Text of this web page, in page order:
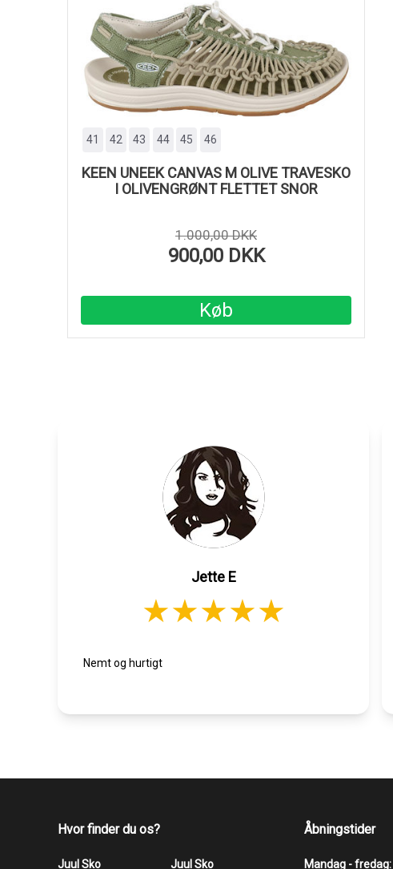
KEEN UNEEK CANVAS M OLIVE TRAVESKO
I OLIVENGRØNT FLETTET SNOR
41 42 43 44 45 46
1.000,00 DKK
900,00 DKK
Køb
Jette E
Nemt og hurtigt
Hvor finder du os?
Juul Sko Juul Sko
Åbningstider
Mandag - fredag: